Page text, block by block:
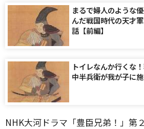
まるで婦人のような
んだ戦国時代の天才
話【前編】
トイレなんか行くな
中半兵衛が我が子に
NHK大河ドラマ「豊臣兄弟！」第